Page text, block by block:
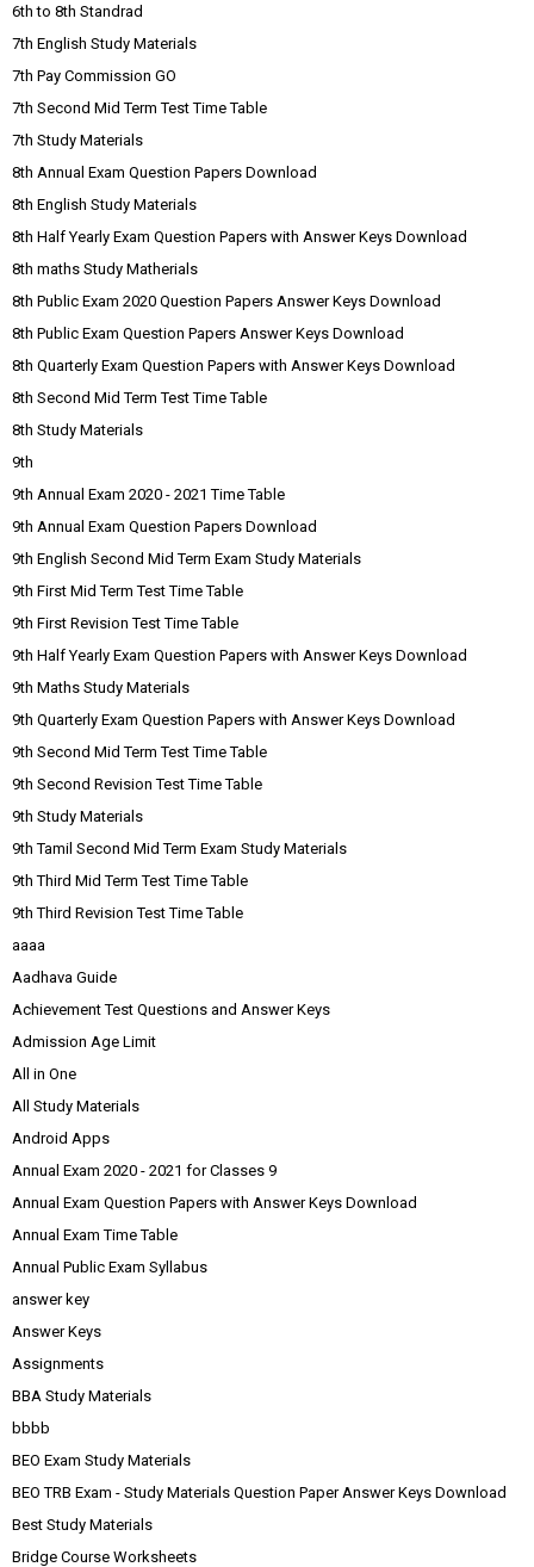
6th to 8th Standrad
7th English Study Materials
7th Pay Commission GO
7th Second Mid Term Test Time Table
7th Study Materials
8th Annual Exam Question Papers Download
8th English Study Materials
8th Half Yearly Exam Question Papers with Answer Keys Download
8th maths Study Matherials
8th Public Exam 2020 Question Papers Answer Keys Download
8th Public Exam Question Papers Answer Keys Download
8th Quarterly Exam Question Papers with Answer Keys Download
8th Second Mid Term Test Time Table
8th Study Materials
9th
9th Annual Exam 2020 - 2021 Time Table
9th Annual Exam Question Papers Download
9th English Second Mid Term Exam Study Materials
9th First Mid Term Test Time Table
9th First Revision Test Time Table
9th Half Yearly Exam Question Papers with Answer Keys Download
9th Maths Study Materials
9th Quarterly Exam Question Papers with Answer Keys Download
9th Second Mid Term Test Time Table
9th Second Revision Test Time Table
9th Study Materials
9th Tamil Second Mid Term Exam Study Materials
9th Third Mid Term Test Time Table
9th Third Revision Test Time Table
aaaa
Aadhava Guide
Achievement Test Questions and Answer Keys
Admission Age Limit
All in One
All Study Materials
Android Apps
Annual Exam 2020 - 2021 for Classes 9
Annual Exam Question Papers with Answer Keys Download
Annual Exam Time Table
Annual Public Exam Syllabus
answer key
Answer Keys
Assignments
BBA Study Materials
bbbb
BEO Exam Study Materials
BEO TRB Exam - Study Materials Question Paper Answer Keys Download
Best Study Materials
Bridge Course Worksheets